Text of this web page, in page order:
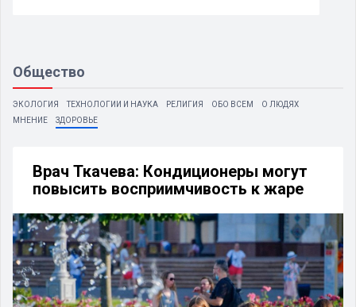
Общество
ЭКОЛОГИЯ ТЕХНОЛОГИИ И НАУКА РЕЛИГИЯ ОБО ВСЕМ
О ЛЮДЯХ
МНЕНИЕ
ЗДОРОВЬЕ
Врач Ткачева: Кондиционеры могут
повысить восприимчивость к жаре